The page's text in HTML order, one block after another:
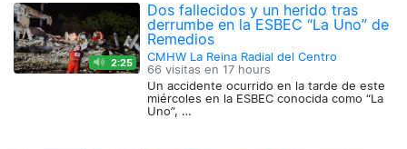
2:25
Dos fallecidos y un herido tras
derrumbe en la ESBEC “La Uno” de
Remedios
CMHW La Reina Radial del Centro
66 visitas en 17 hours
Un accidente ocurrido en la tarde de este
miércoles en la ESBEC conocida como “La
Uno”, …